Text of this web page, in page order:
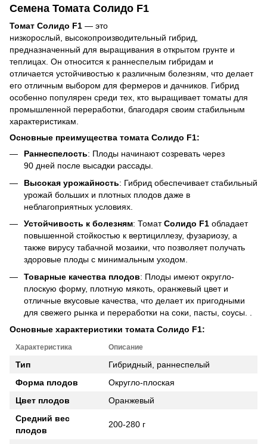
Семена Томата Солидо F1
Томат Солидо F1 — это
низкорослый, высокопроизводительный гибрид,
предназначенный для выращивания в открытом грунте и
теплицах. Он относится к раннеспелым гибридам и
отличается устойчивостью к различным болезням, что делает
его отличным выбором для фермеров и дачников. Гибрид
особенно популярен среди тех, кто выращивает томаты для
промышленной переработки, благодаря своим стабильным
характеристикам.
Основные преимущества томата Солидо F1:
Раннеспелость: Плоды начинают созревать через
90 дней после высадки рассады.
Высокая урожайность: Гибрид обеспечивает стабильный
урожай больших и плотных плодов даже в
неблагоприятных условиях.
Устойчивость к болезням: ТоматСолидо F1 обладает
повышенной стойкостью к вертициллезу, фузариозу, а
также вирусу табачной мозаики, что позволяет получать
здоровые плоды с минимальным уходом.
Товарные качества плодов: Плоды имеют округло-
плоскую форму, плотную мякоть, оранжевый цвет и
отличные вкусовые качества, что делает их пригодными
для свежего рынка и переработки на соки, пасты, соусы. .
Основные характеристики томата Солидо F1:
Характеристика Описание
Тип
Гибридный, раннеспелый
Форма плодов
Округло-плоская
Цвет плодов
Оранжевый
Средний вес
плодов
200-280 г